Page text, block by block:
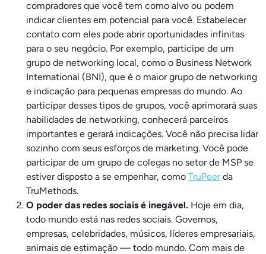
compradores que você tem como alvo ou podem
indicar clientes em potencial para você. Estabelecer
contato com eles pode abrir oportunidades infinitas
para o seu negócio. Por exemplo, participe de um
grupo de networking local, como o Business Network
International (BNI), que é o maior grupo de networking
e indicação para pequenas empresas do mundo. Ao
participar desses tipos de grupos, você aprimorará suas
habilidades de networking, conhecerá parceiros
importantes e gerará indicações. Você não precisa lidar
sozinho com seus esforços de marketing. Você pode
participar de um grupo de colegas no setor de MSP se
estiver disposto a se empenhar, como TruPeerda
TruMethods.
O poder das redes sociais é inegável. Hoje em dia,
todo mundo está nas redes sociais. Governos,
empresas, celebridades, músicos, líderes empresariais,
animais de estimação — todo mundo. Com mais de